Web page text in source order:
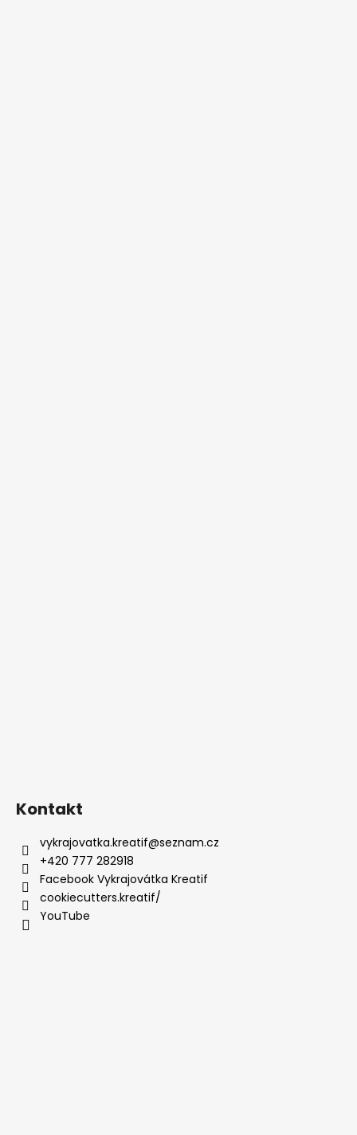
Kontakt
vykrajovatka.kreatif@seznam.cz
+420 777 282918
Facebook Vykrajovátka Kreatif
cookiecutters.kreatif/
YouTube